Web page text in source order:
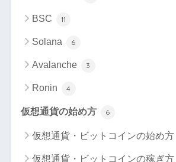
BSC 11
Solana 6
Avalanche 3
Ronin 4
仮想通貨の始め方 6
仮想通貨・ビットコインの始め方
仮想通貨・ビットコインの稼ぎ方